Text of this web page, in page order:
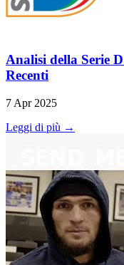
Analisi della Serie
Recenti
7 Apr 2025
Leggi di più →